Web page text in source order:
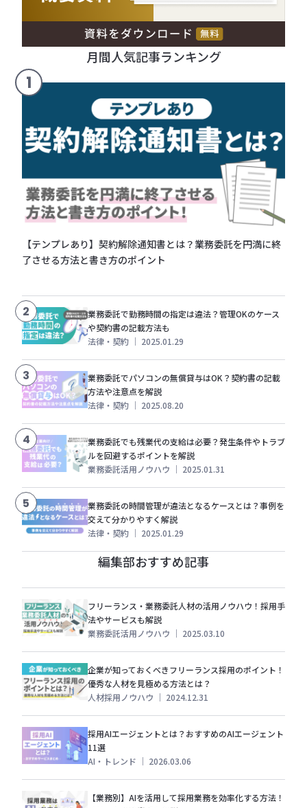
月間人気記事ランキング
1
【テンプレあり】契約解除通知書とは？業務委託を円満に終
了させる方法と書き方のポイント
2
業務委託で勤務時間の指定は違法？管理OKのケース
や契約書の記載方法も
法律・契約 ｜ 2025.01.29
3
業務委託でパソコンの無償貸与はOK？契約書の記載
方法や注意点を解説
法律・契約 ｜ 2025.08.20
4
業務委託でも残業代の支給は必要？発生条件やトラブ
ルを回避するポイントを解説
業務委託活用ノウハウ ｜ 2025.01.31
5
業務委託の時間管理が違法となるケースとは？事例を
交えて分かりやすく解説
法律・契約 ｜ 2025.01.29
編集部おすすめ記事
フリーランス・業務委託人材の活用ノウハウ！採用手
法やサービスも解説
業務委託活用ノウハウ ｜ 2025.03.10
企業が知っておくべきフリーランス採用のポイント！
優秀な人材を見極める方法とは？
人材採用ノウハウ ｜ 2024.12.31
採用AIエージェントとは？おすすめのAIエージェント
11選
AI・トレンド ｜ 2026.03.06
【業務別】AIを活用して採用業務を効率化する方法！